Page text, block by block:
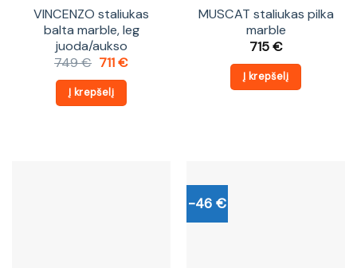
VINCENZO staliukas
balta marble, leg
juoda/aukso
749€ Original
was:
749 €.
711€Current
Į krepšelį
MUSCAT staliukas pilka
marble
715€
Į krepšelį
-46 €